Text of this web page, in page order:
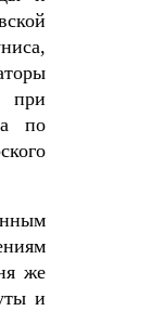
при
по
же
и